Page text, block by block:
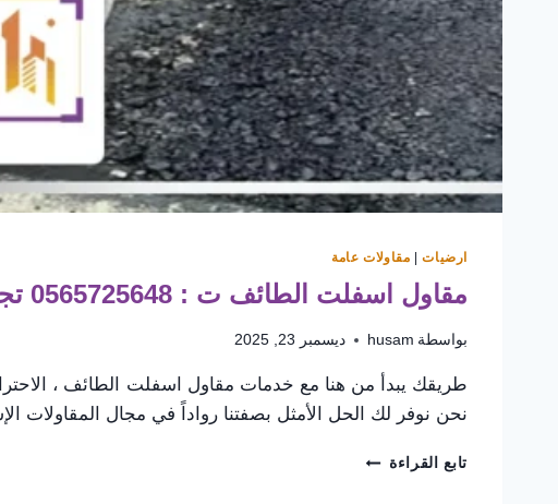
ارضيات| مقاولات عامة
مقاول اسفلت الطائف ت : 0565725648 تجديد اسفلت المنازل بالطائف
بواسطة husam ديسمبر 23, 2025
طريقك يبدأ من هنا مع خدمات مقاول اسفلت الطائف ،
نحن نوفر لك الحل الأمثل بصفتنا رواداً في مجال
تابع القراءة مقاول